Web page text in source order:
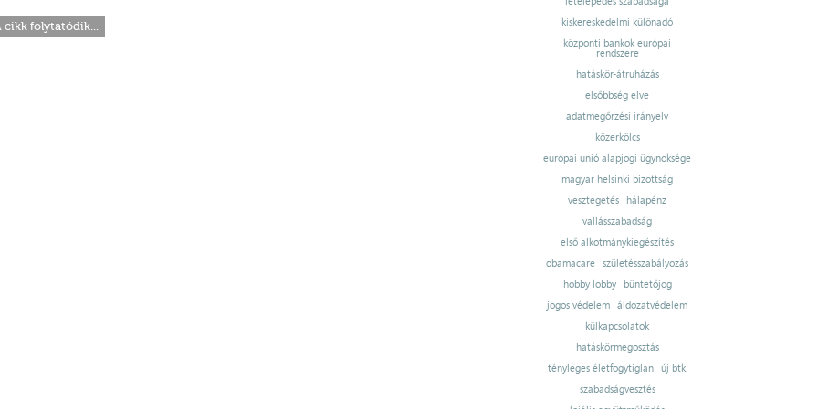
cikk folytatódik...
kiskereskedelmi különadó
központi bankok európai
rendszere
hatáskör-átruházás
elsőbbség elve
adatmegőrzési irányelv
közerkölcs
európai unió alapjogi ügynoksége
magyar helsinki bizottság
vesztegetés
hálapénz
vallásszabadság
első alkotmánykiegészítés
obamacare
születésszabályozás
hobby lobby
büntetőjog
jogos védelem
áldozatvédelem
külkapcsolatok
hatáskörmegosztás
tényleges életfogytiglan új btk.
szabadságvesztés